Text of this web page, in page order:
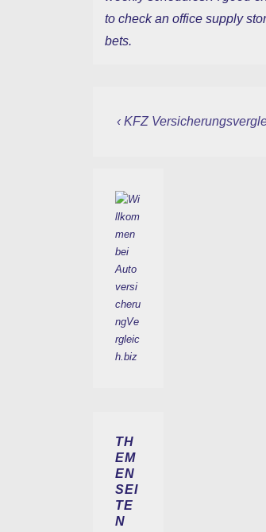
to check an office supply
bets.
Vorheriger
‹ KFZ
TH
EM
EN
SEI
TE
N